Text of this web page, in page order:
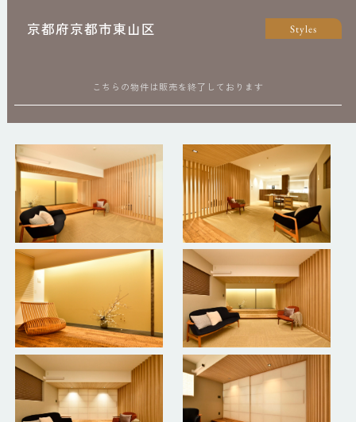
京都府京都市東山区 Styles
こちらの物件は販売を終了しております